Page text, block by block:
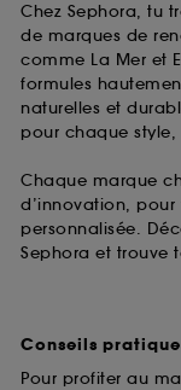
Chez Sephora, tu
de marques de
comme La Mer et
formules
naturelles et
pour chaque
Chaque marque
d’innovation, pour
personnalisée.
Sephora et trouve
Conseils
Pour profiter au